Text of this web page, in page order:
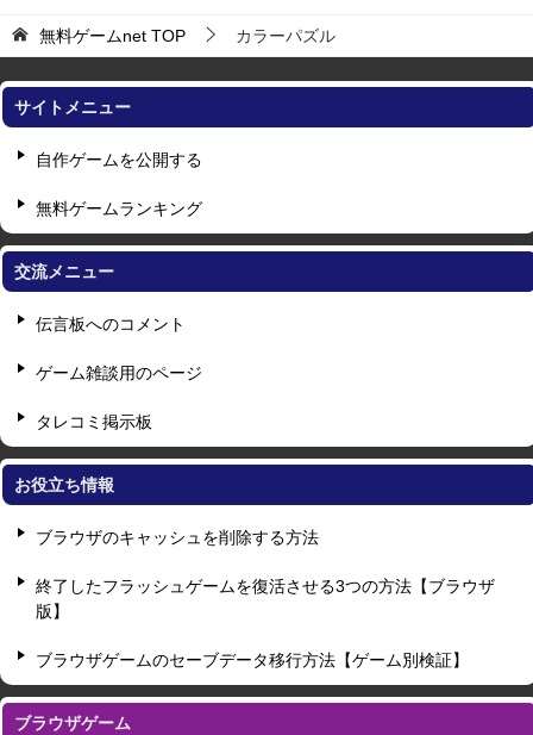
無料ゲームnet TOP カラーパズル
サイトメニュー
自作ゲームを公開する
無料ゲームランキング
交流メニュー
伝言板へのコメント
ゲーム雑談用のページ
タレコミ掲示板
お役立ち情報
ブラウザのキャッシュを削除する方法
終了したフラッシュゲームを復活させる3つの方法【ブラウザ
版】
ブラウザゲームのセーブデータ移行方法【ゲーム別検証】
ブラウザゲーム